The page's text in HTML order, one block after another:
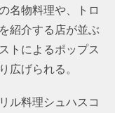
名物料理や、トロ
紹介する店が並ぶ
トによるポップス
広げられる。
ル料理シュハスコ